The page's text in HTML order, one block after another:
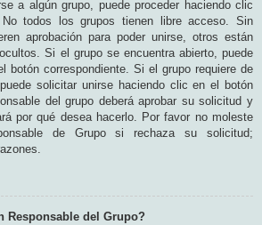
a algún grupo, puede proceder haciendo clic
todos los grupos tienen libre acceso. Sin
aprobación para poder unirse, otros están
Si el grupo se encuentra abierto, puede
botón correspondiente. Si el grupo requiere de
solicitar unirse haciendo clic en el botón
del grupo deberá aprobar su solicitud y
por qué desea hacerlo. Por favor no moleste
de Grupo si rechaza su solicitud;
Responsable del Grupo?